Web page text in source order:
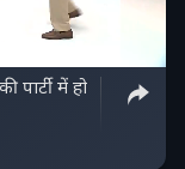
में हो